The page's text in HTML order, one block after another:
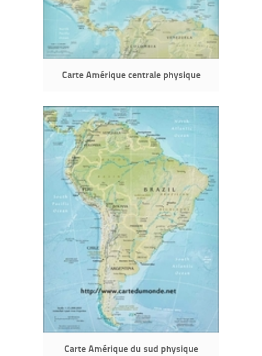
Carte Amérique centrale physique
Carte Amérique du sud physique